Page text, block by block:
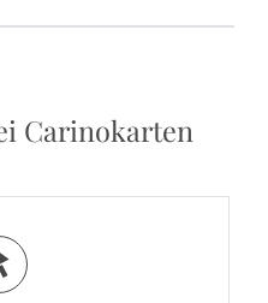
Carinokarten